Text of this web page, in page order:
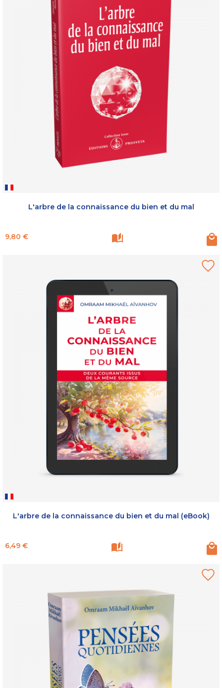
L'arbre de la connaissance du bien et du mal
Prix
9,80 €
L'arbre de la connaissance du bien et du mal (eBook)
Prix
6,49 €